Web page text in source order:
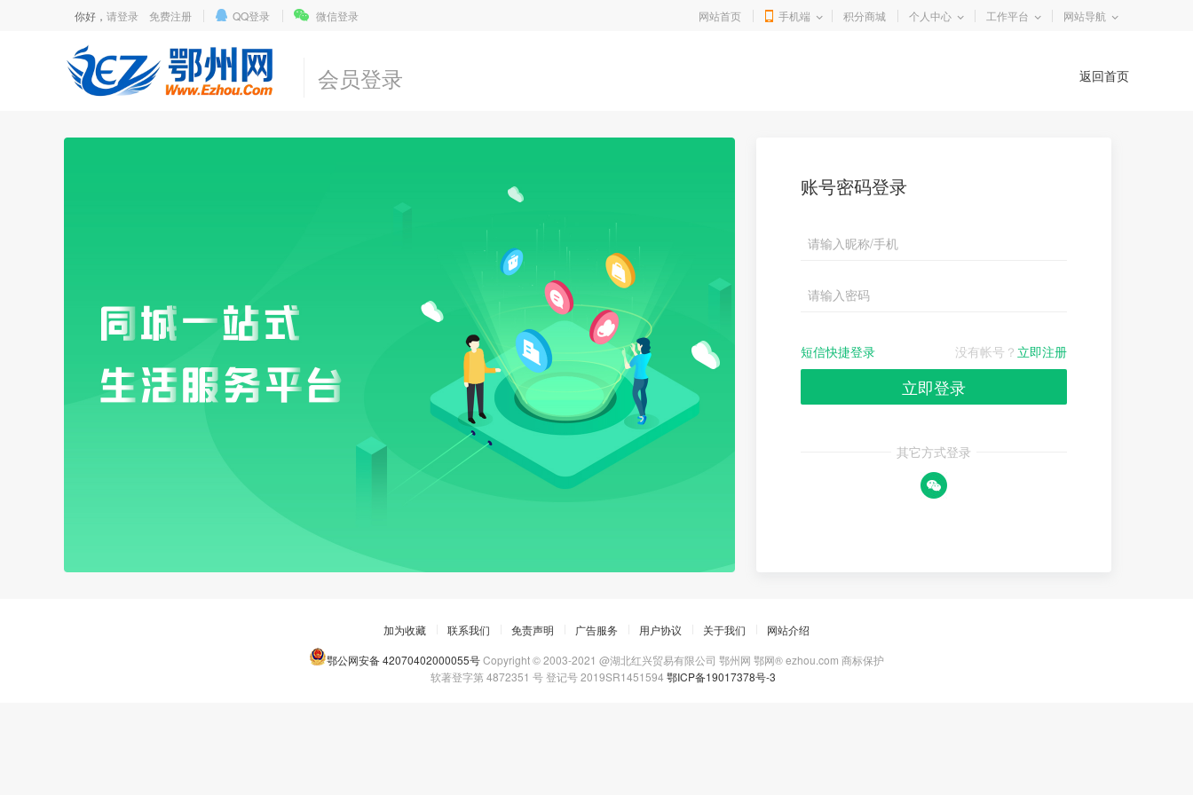
你好， 请登录 免费注册 QQ登录 微信登录 网站首页 手机端 积分商城 个人中心 工作平台 网站导航
返回首页
会员登录
账号密码登录
没有帐号？ 立即注册
短信快捷登录
立即登录
其它方式登录
加为收藏 联系我们 免责声明 广告服务 用户协议 关于我们
网站介绍
鄂公网安备 42070402000055号Copyright © 2003-2021 @湖北红兴贸易有限公司 鄂州网 鄂网®ezhou.com 商标保护
软著登字第 4872351 号 登记号 2019SR1451594 鄂ICP备19017378号-3